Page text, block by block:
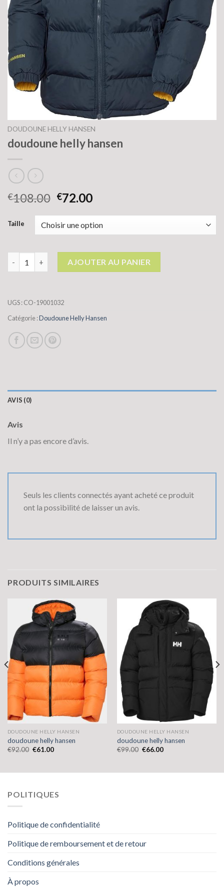
DOUDOUNE HELLY HANSEN
doudoune helly hansen
€108.00 €72.00
Taille
AJOUTER AU PANIER
UGS :CO-19001032
Catégorie :Doudoune Helly Hansen
AVIS (0)
Avis
Il n’y a pas encore d’avis.
Seuls les clients connectés ayant acheté ce produit
ont la possibilité de laisser un avis.
PRODUITS SIMILAIRES
DOUDOUNE HELLY HANSEN
doudoune helly hansen
€92.00 €61.00
DOUDOUNE HELLY HANSEN
doudoune helly hansen
€99.00 €66.00
POLITIQUES
Politique de confidentialité
Politique de remboursement et de retour
Conditions générales
À propos